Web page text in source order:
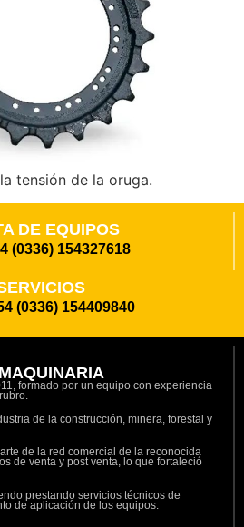
tensión de la oruga.
DE EQUIPOS
(0336) 154327618
(0336) 154409840
formado por un equipo con experiencia
de la construcción, minera, forestal y
de la red comercial de la reconocida
de venta y post venta, lo que fortaleció
prestando servicios técnicos de
de aplicación de los equipos.